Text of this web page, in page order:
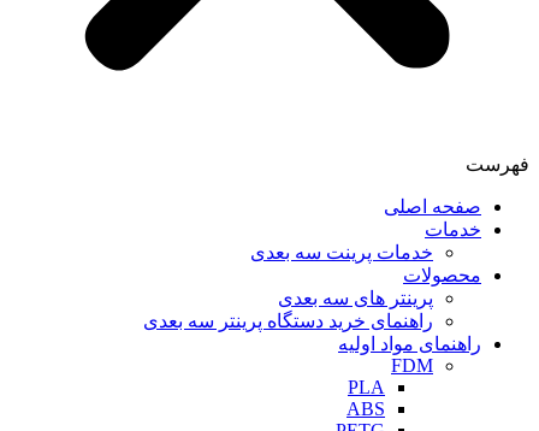
فهرست
صفحه اصلی
خدمات
خدمات پرینت سه بعدی
محصولات
پرینتر های سه بعدی
راهنمای خرید دستگاه پرینتر سه بعدی
راهنمای مواد اولیه
FDM
PLA
ABS